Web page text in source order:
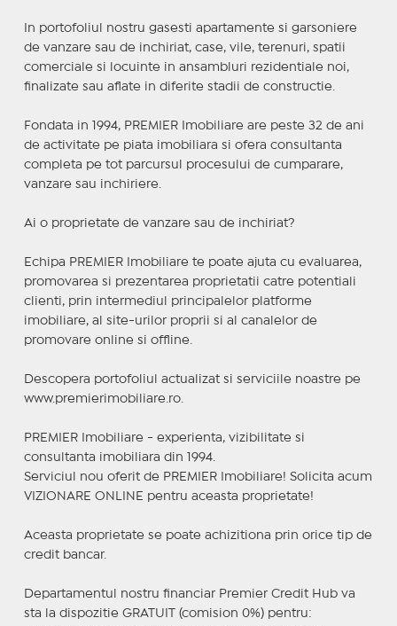
In portofoliul nostru gasesti apartamente si garsoniere
de vanzare sau de inchiriat, case, vile, terenuri, spatii
comerciale si locuinte in ansambluri rezidentiale noi,
finalizate sau aflate in diferite stadii de constructie.
Fondata in 1994, PREMIER Imobiliare are peste 32 de ani
de activitate pe piata imobiliara si ofera consultanta
completa pe tot parcursul procesului de cumparare,
vanzare sau inchiriere.
Ai o proprietate de vanzare sau de inchiriat?
Echipa PREMIER Imobiliare te poate ajuta cu evaluarea,
promovarea si prezentarea proprietatii catre potentiali
clienti, prin intermediul principalelor platforme
imobiliare, al site-urilor proprii si al canalelor de
promovare online si offline.
Descopera portofoliul actualizat si serviciile noastre pe
www.premierimobiliare.ro.
PREMIER Imobiliare - experienta, vizibilitate si
consultanta imobiliara din 1994.
Serviciul nou oferit de PREMIER Imobiliare! Solicita acum
VIZIONARE ONLINE pentru aceasta proprietate!
Aceasta proprietate se poate achizitiona prin orice tip de
credit bancar.
Departamentul nostru financiar Premier Credit Hub va
sta la dispozitie GRATUIT (comision 0%) pentru: